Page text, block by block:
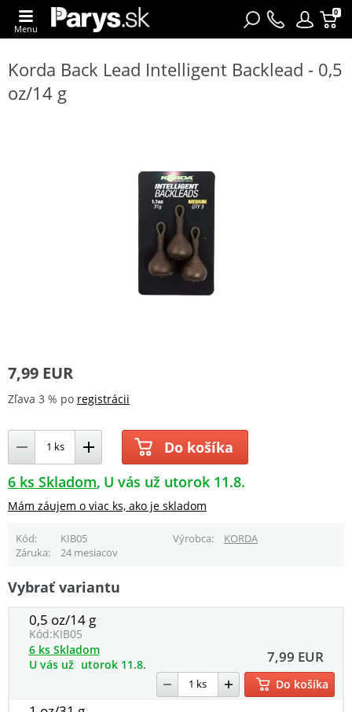
0
Menu
Korda Back Lead Intelligent Backlead - 0,5
oz/14 g
7,99 EUR
Zľava 3 % po registrácii
Do košíka
6 ks Skladom U vás už utorok 11.8.
Mám záujem o viac ks, ako je skladom
Kód KIB05 Výrobca
KORDA
Záruka
24 mesiacov
Vybrať variantu
0,5 oz/14 g
Kód:KIB05
7,99 EUR
6 ks Skladom
U vás už utorok 11.8.
Do košíka